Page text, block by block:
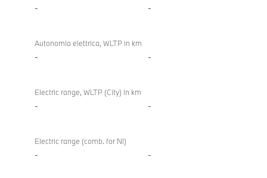
- -
Autonomia elettrica, WLTP in km
- -
Electric range, WLTP (City) in km
- -
Electric range (comb. for NI)
- -